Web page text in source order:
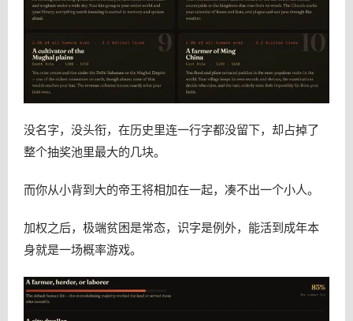
没名字，没头衔，在历史里连一行字都没留下，却占掉了
整个抽奖池里最大的几块。
而你从小背到大的帝王将相加在一起，凑不出一个小人。
加权之后，极端贫困是常态，识字是例外，能活到成年本
身就是一场概率游戏。